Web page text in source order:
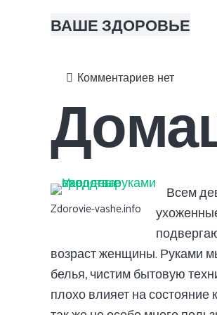
ВАШЕ ЗДОРОВЬЕ
Комментариев нет
Zdorovie-vashe.info
Всем
возраст женщины. Руками
белья, чистим бытовую
плохо влияет на